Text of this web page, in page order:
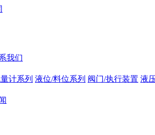
我们
计系列 液位/料位系列 阀门/执行装置 液